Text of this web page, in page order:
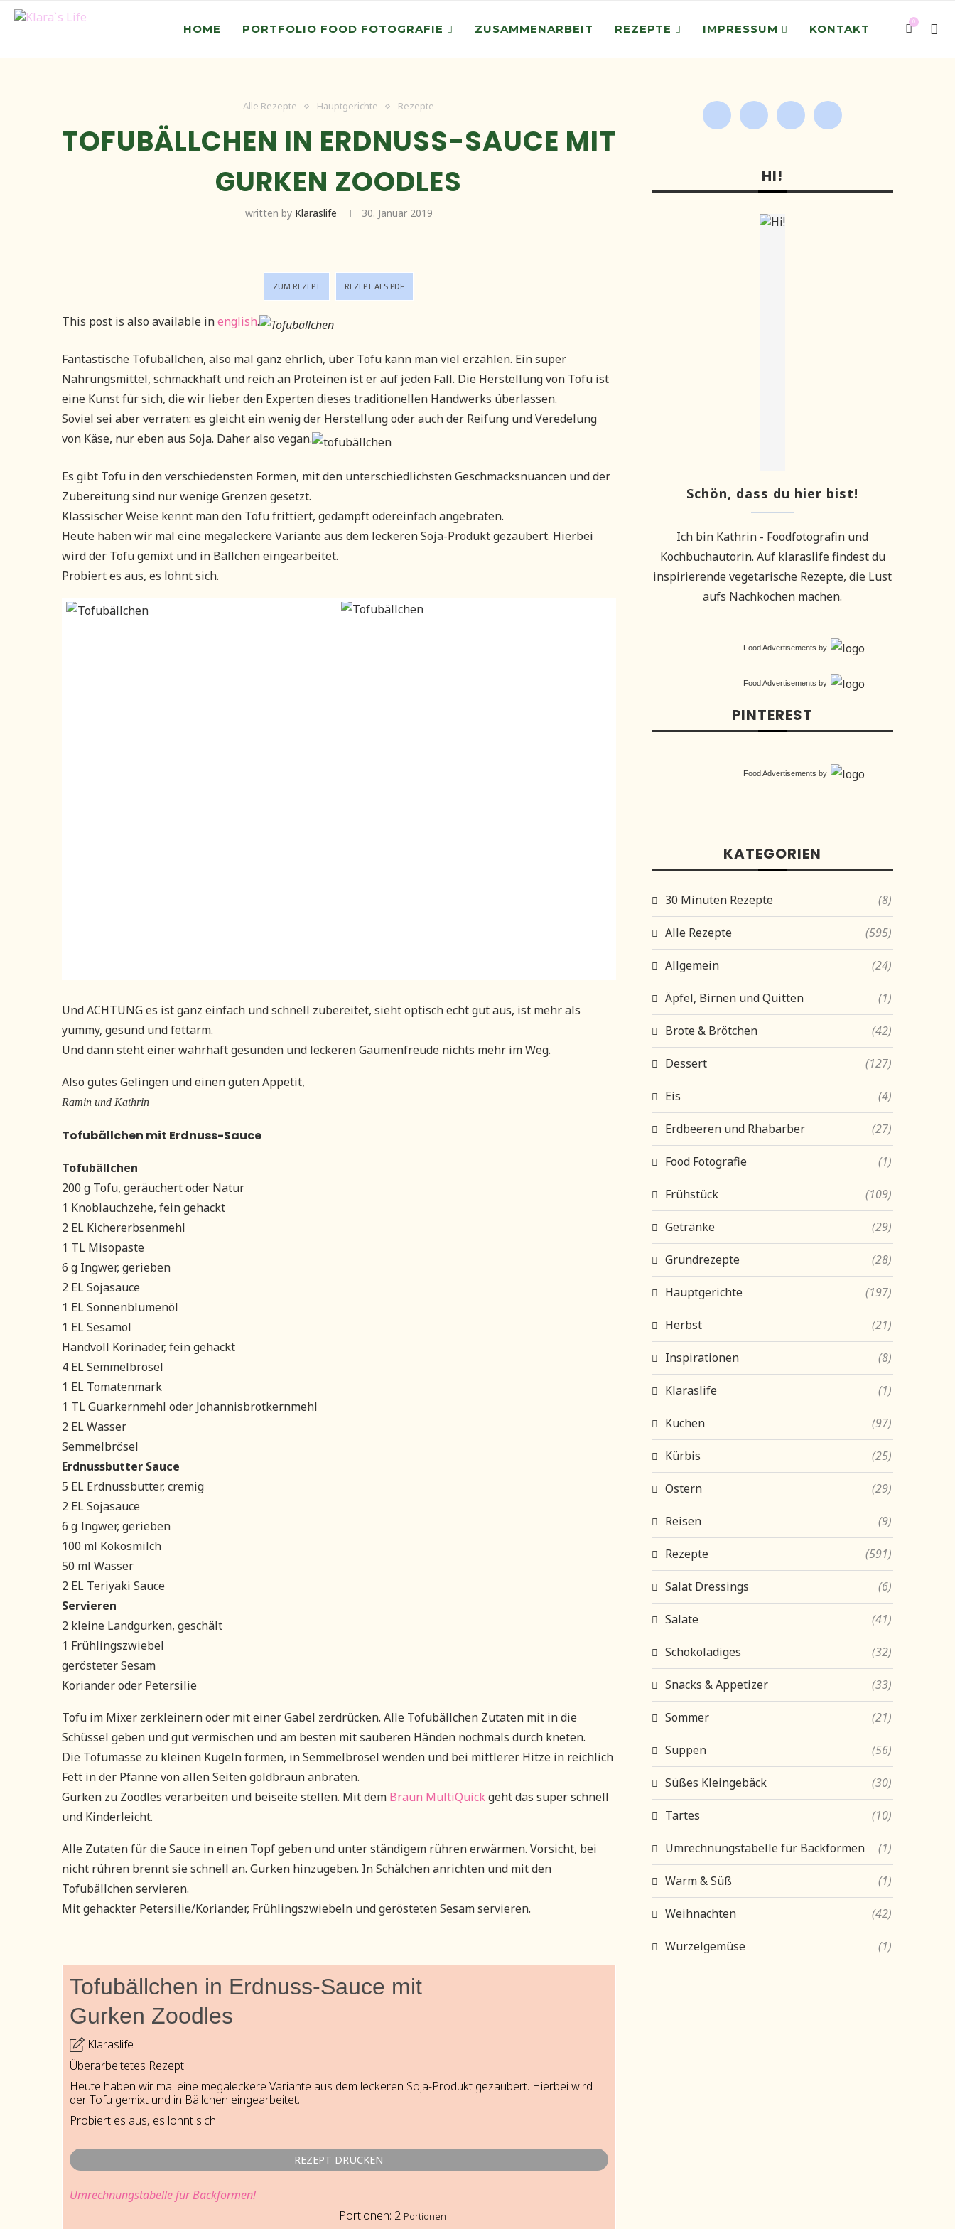
HOME PORTFOLIO FOOD FOTOGRAFIE ZUSAMMENARBEIT REZEPTE IMPRESSUM KONTAKT
0
Alle Rezepte Hauptgerichte Rezepte
TOFUBÄLLCHEN IN ERDNUSS-SAUCE MIT
GURKEN ZOODLES
written by Klaraslife 30. Januar 2019
ZUM REZEPT REZEPT ALS PDF
This post is also available inenglish.
Fantastische Tofubällchen, also mal ganz ehrlich, über Tofu kann man viel erzählen. Ein super
Nahrungsmittel, schmackhaft und reich an Proteinen ist er auf jeden Fall. Die Herstellung von Tofu ist
eine Kunst für sich, die wir lieber den Experten dieses traditionellen Handwerks überlassen.
Soviel sei aber verraten: es gleicht ein wenig der Herstellung oder auch der Reifung und Veredelung
von Käse, nur eben aus Soja. Daher also vegan.
Es gibt Tofu in den verschiedensten Formen, mit den unterschiedlichsten Geschmacksnuancen und der
Zubereitung sind nur wenige Grenzen gesetzt.
Klassischer Weise kennt man den Tofu frittiert, gedämpft odereinfach angebraten.
Heute haben wir mal eine megaleckere Variante aus dem leckeren Soja-Produkt gezaubert. Hierbei
wird der Tofu gemixt und in Bällchen eingearbeitet.
Probiert es aus, es lohnt sich.
Und ACHTUNG es ist ganz einfach und schnell zubereitet, sieht optisch echt gut aus, ist mehr als
yummy, gesund und fettarm.
Und dann steht einer wahrhaft gesunden und leckeren Gaumenfreude nichts mehr im Weg.
Also gutes Gelingen und einen guten Appetit,
Ramin und Kathrin
Tofubällchen mit Erdnuss-Sauce
Tofubällchen
200 g Tofu, geräuchert oder Natur
1 Knoblauchzehe, fein gehackt
2 EL Kichererbsenmehl
1 TL Misopaste
6 g Ingwer, gerieben
2 EL Sojasauce
1 EL Sonnenblumenöl
1 EL Sesamöl
Handvoll Korinader, fein gehackt
4 EL Semmelbrösel
1 EL Tomatenmark
1 TL Guarkernmehl oder Johannisbrotkernmehl
2 EL Wasser
Semmelbrösel
Erdnussbutter Sauce
5 EL Erdnussbutter, cremig
2 EL Sojasauce
6 g Ingwer, gerieben
100 ml Kokosmilch
50 ml Wasser
2 EL Teriyaki Sauce
Servieren
2 kleine Landgurken, geschält
1 Frühlingszwiebel
gerösteter Sesam
Koriander oder Petersilie
Tofu im Mixer zerkleinern oder mit einer Gabel zerdrücken. Alle Tofubällchen Zutaten mit in die
Schüssel geben und gut vermischen und am besten mit sauberen Händen nochmals durch kneten.
Die Tofumasse zu kleinen Kugeln formen, in Semmelbrösel wenden und bei mittlerer Hitze in reichlich
Fett in der Pfanne von allen Seiten goldbraun anbraten.
Gurken zu Zoodles verarbeiten und beiseite stellen. Mit dem Braun MultiQuickgeht das super schnell
und Kinderleicht.
Alle Zutaten für die Sauce in einen Topf geben und unter ständigem rühren erwärmen. Vorsicht, bei
nicht rühren brennt sie schnell an. Gurken hinzugeben. In Schälchen anrichten und mit den
Tofubällchen servieren.
Mit gehackter Petersilie/Koriander, Frühlingszwiebeln und gerösteten Sesam servieren.
Tofubällchen in Erdnuss-Sauce mit
Gurken Zoodles
Klaraslife
Überarbeitetes Rezept!
Heute haben wir mal eine megaleckere Variante aus dem leckeren Soja-Produkt gezaubert. Hierbei wird
der Tofu gemixt und in Bällchen eingearbeitet.
Probiert es aus, es lohnt sich.
REZEPT DRUCKEN
Umrechnungstabelle für Backformen!
Portionen: 2 Portionen
HI!
Schön, dass du hier bist!
Ich bin Kathrin - Foodfotografin und
Kochbuchautorin. Auf klaraslife findest du
inspirierende vegetarische Rezepte, die Lust
aufs Nachkochen machen.
Food Advertisements by
Food Advertisements by
PINTEREST
Food Advertisements by
KATEGORIEN
30 Minuten Rezepte (8)
Alle Rezepte (595)
Allgemein (24)
Äpfel, Birnen und Quitten (1)
Brote & Brötchen (42)
Dessert (127)
Eis (4)
Erdbeeren und Rhabarber (27)
Food Fotografie (1)
Frühstück (109)
Getränke (29)
Grundrezepte (28)
Hauptgerichte (197)
Herbst (21)
Inspirationen (8)
Klaraslife (1)
Kuchen (97)
Kürbis (25)
Ostern (29)
Reisen (9)
Rezepte (591)
Salat Dressings (6)
Salate (41)
Schokoladiges (32)
Snacks & Appetizer (33)
Sommer (21)
Suppen (56)
Süßes Kleingebäck (30)
Tartes (10)
Umrechnungstabelle für Backformen (1)
Warm & Süß (1)
Weihnachten (42)
Wurzelgemüse (1)